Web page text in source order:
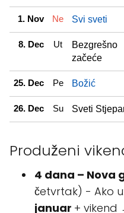
1. Nov Ne Svi sveti
8. Dec Ut
Bezgrešno
začeće
25. Dec Pe Božić
26. Dec Su Sveti
Produženi
4 dana – Nova
četvrtak) - Ako
januar + vikend